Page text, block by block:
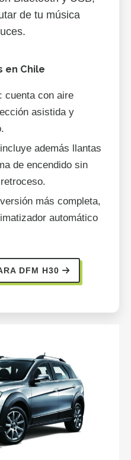
de tu música
en Chile
cuenta con aire
asistida y
además llantas
de encendido sin
más completa,
automático
DFM H30